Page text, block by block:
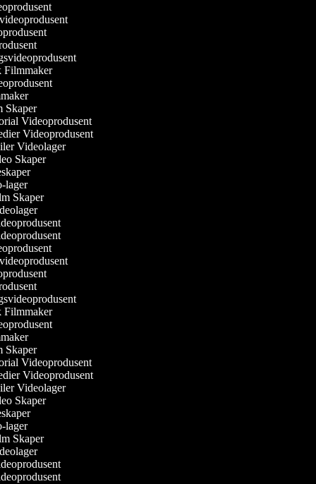
Filmmaker
Skaper
Videoprodusent
Videoprodusent
Videolager
Skaper
lager
Skaper
Filmmaker
Skaper
Videoprodusent
Videoprodusent
Videolager
Skaper
lager
Skaper